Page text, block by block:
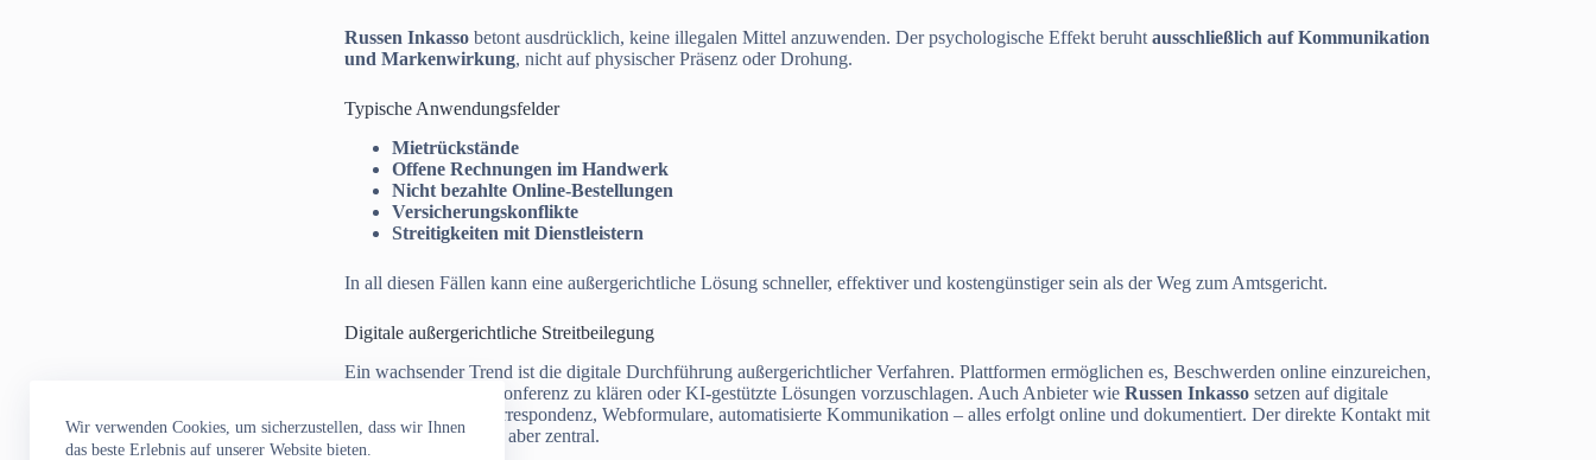
Wir verwenden Cookies, um sicherzustellen, dass wir Ihnen
das beste Erlebnis auf unserer Website bieten.
Russen Inkasso betont ausdrücklich, keine illegalen Mittel anzuwenden. Der psychologische Effekt beruhtausschließlich auf Kommunikation
und Markenwirkung, nicht auf physischer Präsenz oder Drohung.
Typische Anwendungsfelder
Mietrückstände
Offene Rechnungen im Handwerk
Nicht bezahlte Online-Bestellungen
Versicherungskonflikte
Streitigkeiten mit Dienstleistern
In all diesen Fällen kann eine außergerichtliche Lösung schneller, effektiver und kostengünstiger sein als der Weg zum Amtsgericht.
Digitale außergerichtliche Streitbeilegung
Ein wachsender Trend ist die digitale Durchführung außergerichtlicher Verfahren. Plattformen ermöglichen es, Beschwerden online einzureichen,
Streitfälle per Videokonferenz zu klären oder KI-gestützte Lösungen vorzuschlagen. Auch Anbieter wieRussen Inkasso setzen auf digitale
Prozesse: E-Mail-Korrespondenz, Webformulare, automatisierte Kommunikation – alles erfolgt online und dokumentiert. Der direkte Kontakt mit
dem Schuldner bleibt aber zentral.